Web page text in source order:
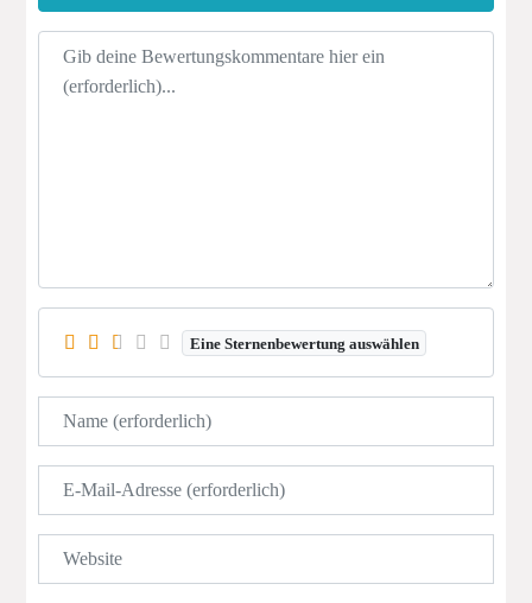
Rezensionstext
Eine Sternenbewertung auswählen
Name
E-Mail
Website